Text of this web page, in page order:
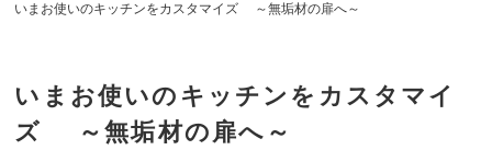
いまお使いのキッチンをカスタマイズ ～無垢材の扉へ～
いまお使いのキッチンをカスタマイ
ズ ～無垢材の扉へ～